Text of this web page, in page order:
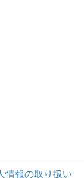
情報の取り扱い